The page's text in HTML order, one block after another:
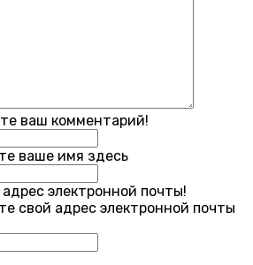
ваш комментарий!
ваше имя здесь
электронной почты!
свой адрес электронной почты